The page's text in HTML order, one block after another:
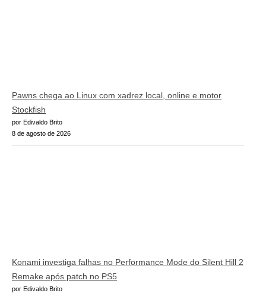
Pawns chega ao Linux com xadrez local, online e motor
Stockfish
por Edivaldo Brito
8 de agosto de 2026
Konami investiga falhas no Performance Mode do Silent Hill 2
Remake após patch no PS5
por Edivaldo Brito